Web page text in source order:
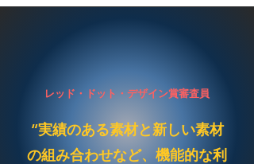
レッド・ドット・デザイン賞審査員
“実績のある素材と新しい素材
の組み合わせなど、機能的な利